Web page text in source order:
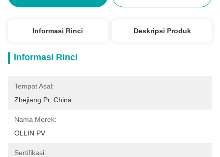
Informasi Rinci Deskripsi Produk
Informasi Rinci
Tempat Asal:
Zhejiang Pr, China
Nama Merek:
OLLIN PV
Sertifikasi: